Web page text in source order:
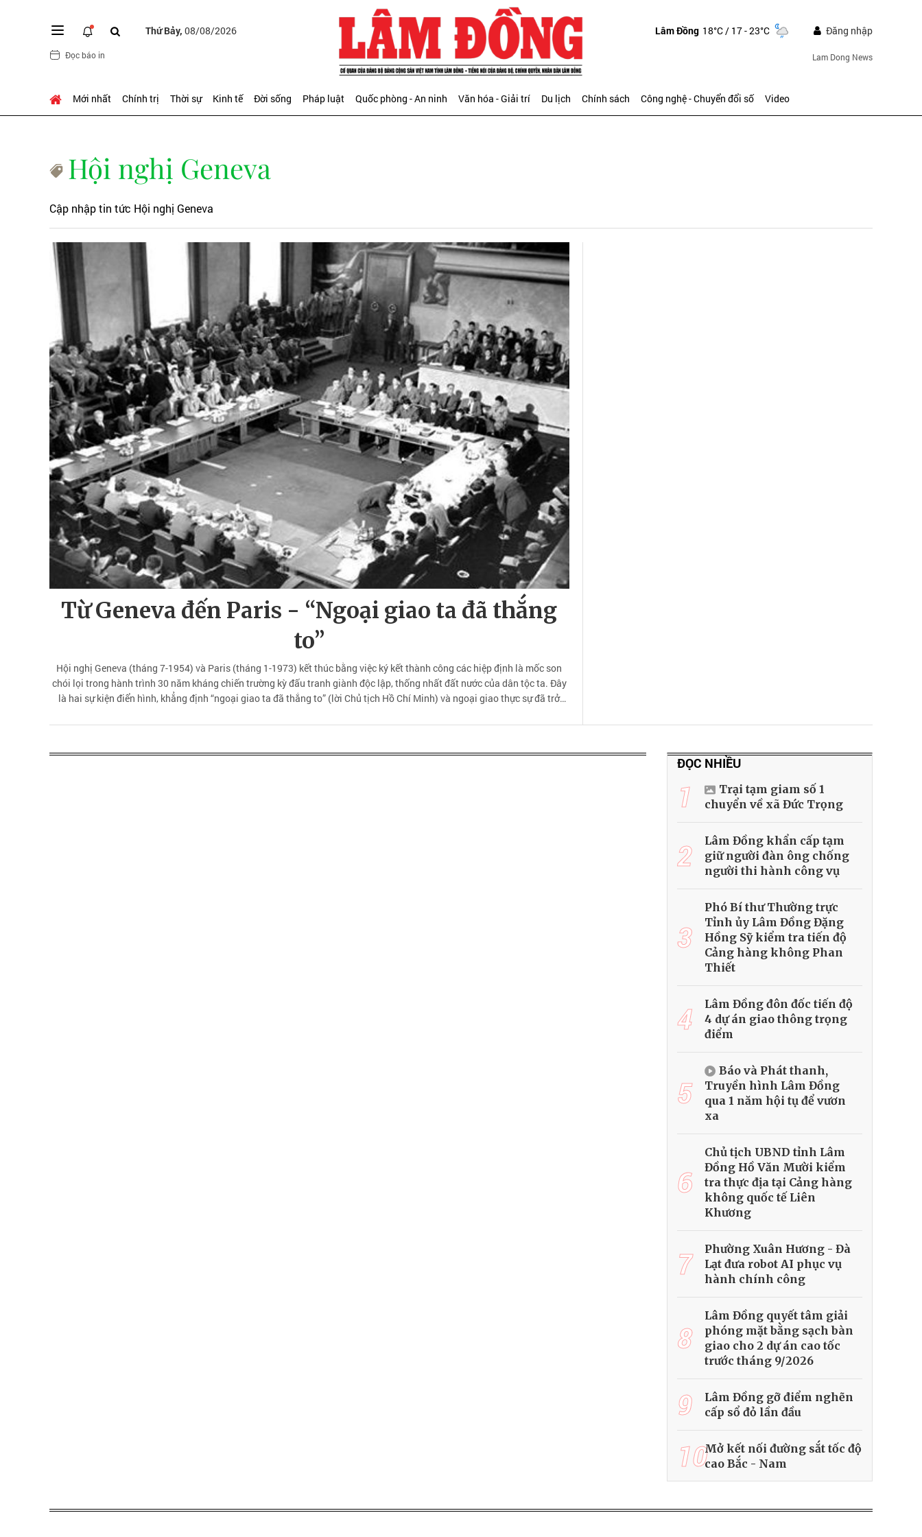
Thứ Bảy, 08/08/2026
Đọc báo in
Lâm Đồng 18°C/ 17 - 23°C Đăng nhập
Lam Dong News
Mới nhất Chính trị Thời sự Kinh tế Đời sống Pháp luật Quốc phòng - An ninh Văn hóa - Giải trí Du lịch Chính sách Công nghệ - Chuyển đổi số Video
Hội nghị Geneva
Cập nhập tin tức Hội nghị Geneva
Từ Geneva đến Paris - “Ngoại giao ta đã thắng
to”
Hội nghị Geneva (tháng 7-1954) và Paris (tháng 1-1973) kết thúc bằng việc ký kết thành công các hiệp định là mốc son
chói lọi trong hành trình 30 năm kháng chiến trường kỳ đấu tranh giành độc lập, thống nhất đất nước của dân tộc ta. Đây
là hai sự kiện điển hình, khẳng định “ngoại giao ta đã thắng to” (lời Chủ tịch Hồ Chí Minh) và ngoại giao thực sự đã trở
thắng chung.
ĐỌC NHIỀU
1
Trại tạm giam số 1
chuyển về xã Đức Trọng
2
Lâm Đồng khẩn cấp tạm
giữ người đàn ông chống
người thi hành công vụ
3
Phó Bí thư Thường trực
Tỉnh ủy Lâm Đồng Đặng
Hồng Sỹ kiểm tra tiến độ
Cảng hàng không Phan
Thiết
4
Lâm Đồng đôn đốc tiến độ
4 dự án giao thông trọng
điểm
5
Báo và Phát thanh,
Truyền hình Lâm Đồng
qua 1 năm hội tụ để vươn
xa
6
Chủ tịch UBND tỉnh Lâm
Đồng Hồ Văn Mười kiểm
tra thực địa tại Cảng hàng
không quốc tế Liên
Khương
7
Phường Xuân Hương - Đà
Lạt đưa robot AI phục vụ
hành chính công
8
Lâm Đồng quyết tâm giải
phóng mặt bằng sạch bàn
giao cho 2 dự án cao tốc
trước tháng 9/2026
9
Lâm Đồng gỡ điểm nghẽn
cấp sổ đỏ lần đầu
10Mở kết nối đường sắt tốc độ
cao Bắc - Nam